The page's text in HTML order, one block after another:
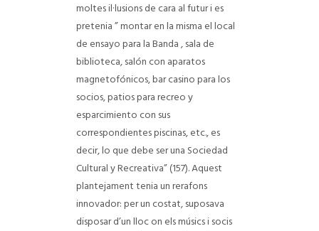
moltes il·lusions de cara al futur i es
pretenia ” montar en la misma el local
de ensayo para la Banda , sala de
biblioteca, salón con aparatos
magnetofónicos, bar casino para los
socios, patios para recreo y
esparcimiento con sus
correspondientes piscinas, etc., es
decir, lo que debe ser una Sociedad
Cultural y Recreativa” (157). Aquest
plantejament tenia un rerafons
innovador: per un costat, suposava
disposar d’un lloc on els músics i socis